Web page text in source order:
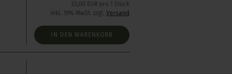
33,00 EUR pro 1 Stück
inkl. 19% MwSt. zzgl.Versand
IN DEN WARENKORB